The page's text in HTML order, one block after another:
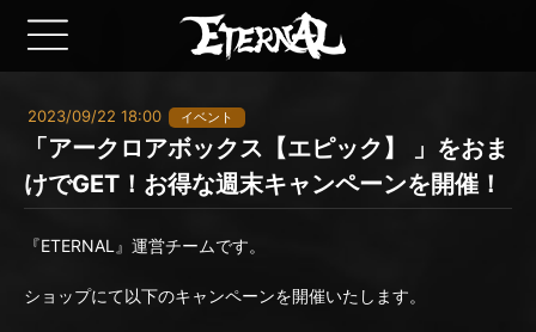
2023/09/22 18:00 イベント
「アークロアボックス【エピック】 」をおま
けでGET！お得な週末キャンペーンを開催！
『ETERNAL』運営チームです。
ショップにて以下のキャンペーンを開催いたします。